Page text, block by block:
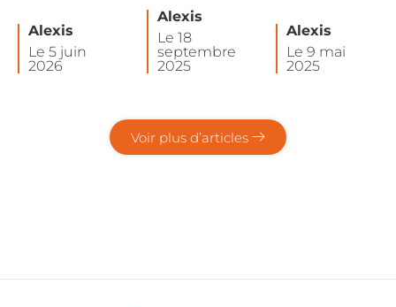
Alexis
Le 5 juin
2026
Alexis
Le 18
septembre
2025
Alexis
Le 9 mai
2025
Voir plus d’articles